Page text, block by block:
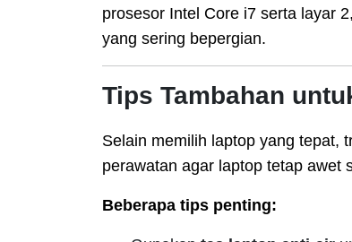
prosesor Intel Core i7 serta layar
yang sering bepergian.
Tips Tambahan
Selain memilih laptop yang tepat,
perawatan agar laptop tetap awet
Beberapa tips penting: